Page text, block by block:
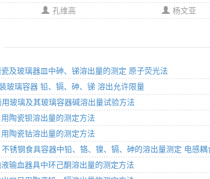
孔维高
杨文亚
及玻璃器皿中砷、锑溶出量的测定 原子荧光法
玻璃容器 铅、镉、砷、锑 溶出允许限量
玻璃及其玻璃容器碱溶出量试验方法
陶瓷钡溶出量的测定方法
陶瓷钴溶出量的测定方法
锈钢食具容器中铅、铬、镍、镉、砷的溶出量测定 电感
输血器具中环己酮溶出量的测定方法